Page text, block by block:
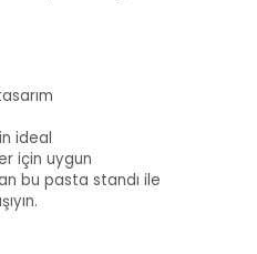
ideal
için uygun
bu pasta standı ile